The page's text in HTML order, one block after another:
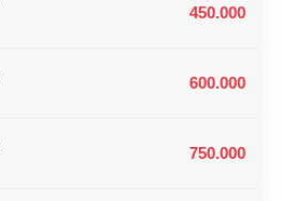
450.000
600.000
750.000